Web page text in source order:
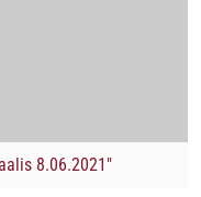
8.06.2021"